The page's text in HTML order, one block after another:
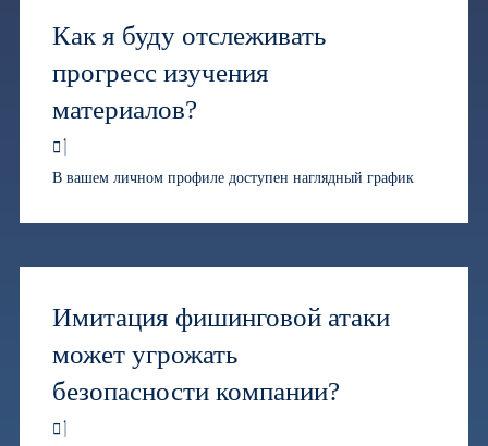
Как я буду отслеживать
прогресс изучения
материалов?
В вашем личном профиле доступен наглядный график
Имитация фишинговой атаки
может угрожать
безопасности компании?